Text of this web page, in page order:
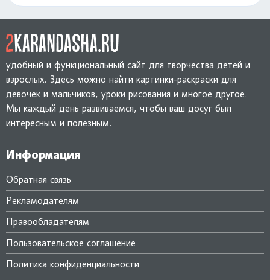
удобный и функциональный сайт для творчества детей и
взрослых. Здесь можно найти картинки-раскраски для
девочек и мальчиков, уроки рисования и многое другое.
Мы каждый день развиваемся, чтобы ваш досуг был
интересным и полезным.
Информация
Обратная связь
Рекламодателям
Правообладателям
Пользовательское соглашение
Политика конфиденциальности